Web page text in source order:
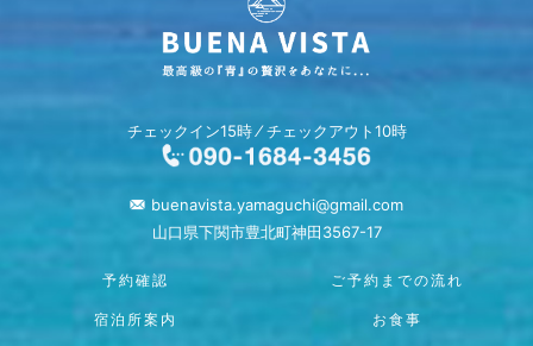
チェックイン15時 ⁄ チェックアウト10時
buenavista.yamaguchi@gmail.com
山口県下関市豊北町神田3567-17
予約確認 ご予約までの流れ
宿泊所案内 お食事